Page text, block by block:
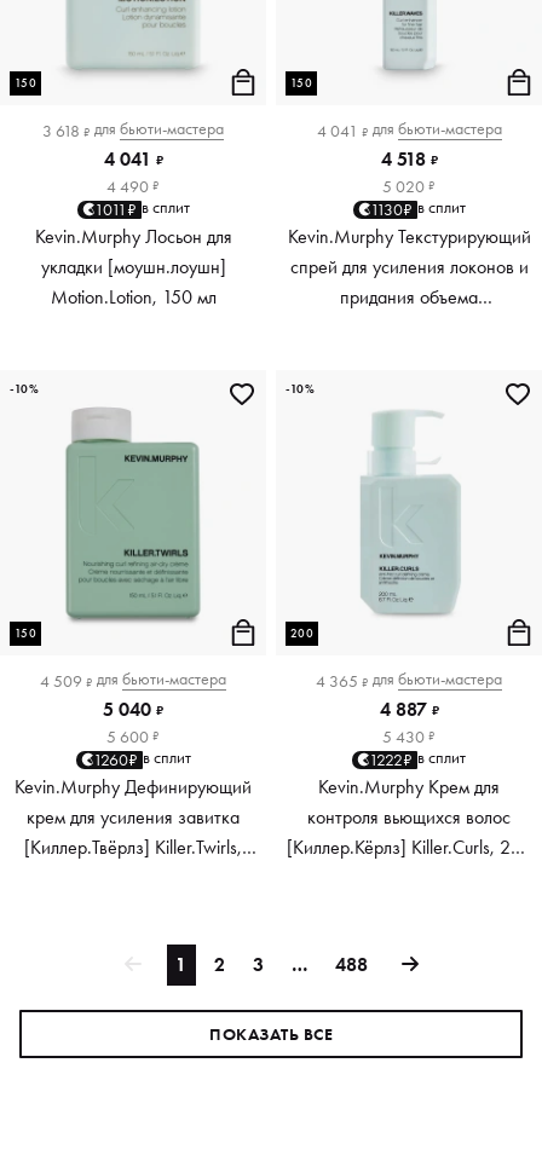
150
3 618 ₽ для бьюти-мастера
4 041 ₽
4 490 ₽
1011₽ в сплит
Kevin.Murphy Лосьон для
укладки [моушн.лоушн]
Motion.Lotion, 150 мл
150
4 041 ₽ для бьюти-мастера
4 518 ₽
5 020 ₽
1130₽ в сплит
Kevin.Murphy Текстурирующий
спрей для усиления локонов и
придания объема
150
4 509 ₽ для бьюти-мастера
5 040 ₽
5 600 ₽
1260₽ в сплит
Kevin.Murphy Дефинирующий
крем для усиления завитка
[Киллер.Твёрлз] Killer.Twirls,
-10%
200
4 365 ₽ для бьюти-мастера
4 887 ₽
5 430 ₽
1222₽ в сплит
Kevin.Murphy Крем для
контроля вьющихся волос
[Киллер.Кёрлз] Killer.Curls, 200
-10%
1 2 3 … 488
ПОКАЗАТЬ ВСЕ